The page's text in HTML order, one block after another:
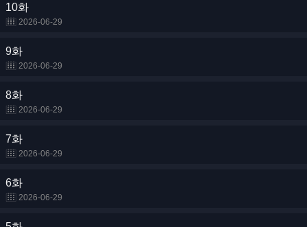
10화
2026-06-29
9화
2026-06-29
8화
2026-06-29
7화
2026-06-29
6화
2026-06-29